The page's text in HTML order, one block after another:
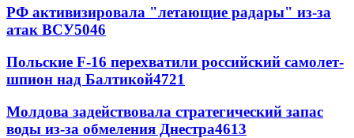
РФ активизировала "летающие радары" из-за
атак ВСУ5046
Польские F-16 перехватили российский самолет-
шпион над Балтикой4721
Молдова задействовала стратегический запас
воды из-за обмеления Днестра4613